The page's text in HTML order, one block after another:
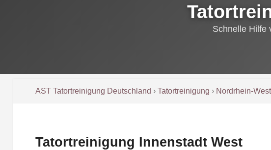
Schnelle Hilfe
AST Tatortreinigung Deutschland › Tatortreinigung › Nordrhein-
Tatortreinigung Innenstadt West